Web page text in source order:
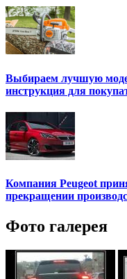
Выбираем лучшую
инструкция для
Компания Peugeot
прекращении
Фото галерея